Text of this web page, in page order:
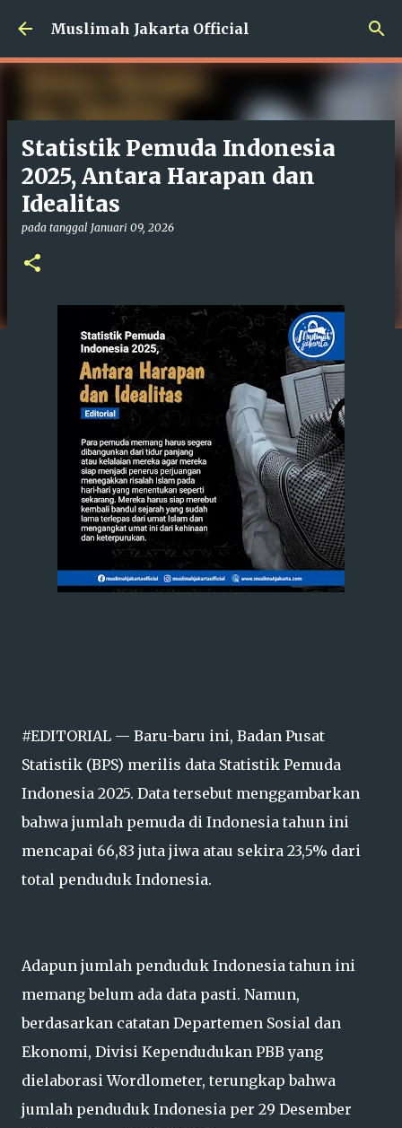
Langsung ke konten utama
Muslimah Jakarta Official
Statistik Pemuda Indonesia
2025, Antara Harapan dan
Idealitas
pada tanggal Januari 09, 2026
#EDITORIAL — Baru-baru ini, Badan Pusat
Statistik (BPS) merilis data Statistik Pemuda
Indonesia 2025. Data tersebut menggambarkan
bahwa jumlah pemuda di Indonesia tahun ini
mencapai 66,83 juta jiwa atau sekira 23,5% dari
total penduduk Indonesia.
Adapun jumlah penduduk Indonesia tahun ini
memang belum ada data pasti. Namun,
berdasarkan catatan Departemen Sosial dan
Ekonomi, Divisi Kependudukan PBB yang
dielaborasi Wordlometer, terungkap bahwa
jumlah penduduk Indonesia per 29 Desember